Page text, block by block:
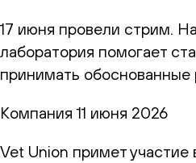
17 июня провели стрим.
лаборатория помогает
принимать обоснованные
Компания 11 июня 2026
Vet Union примет участие